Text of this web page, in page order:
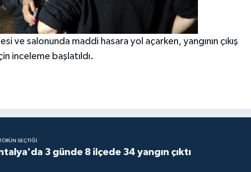
ve salonunda maddi hasara yol açarken, yangının çıkış
inceleme başlatıldı.
SEÇTIĞI
3 günde 8 ilçede 34 yangın çıktı